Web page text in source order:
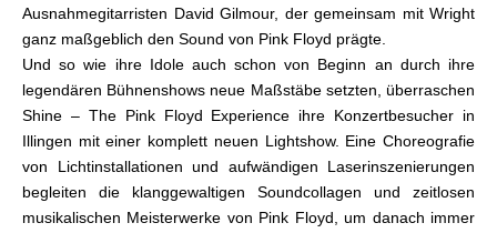
Ausnahmegitarristen David Gilmour, der gemeinsam mit Wright
ganz maßgeblich den Sound von Pink Floyd prägte.
Und so wie ihre Idole auch schon von Beginn an durch ihre
legendären Bühnenshows neue Maßstäbe setzten, überraschen
Shine – The Pink Floyd Experience ihre Konzertbesucher in
Illingen mit einer komplett neuen Lightshow. Eine Choreografie
von Lichtinstallationen und aufwändigen Laserinszenierungen
begleiten die klanggewaltigen Soundcollagen und zeitlosen
musikalischen Meisterwerke von Pink Floyd, um danach immer